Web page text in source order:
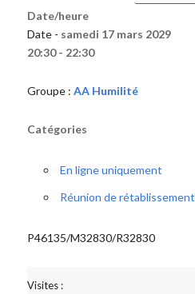
Date/heure
Date - samedi 17 mars 2029
20:30 - 22:30
Groupe : AA Humilité
Catégories
En ligne uniquement
Réunion de rétablissement
P46135/M32830/R32830
Visites :